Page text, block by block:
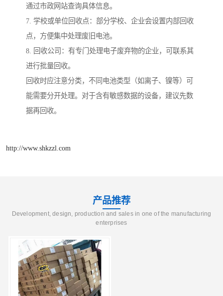
通过市政网站查询具体信息。
7. 学校或单位回收点：部分学校、企业会设置内部回收
点，方便集中处理废旧电池。
8. 回收公司：有专门处理电子废弃物的企业，可联系其
进行批量回收。
回收时应注意分类，不同电池类型（如离子、镍等）可
能需要分开处理。对于含有敏感数据的设备，建议先数
据再回收。
http://www.shkzzl.com
产品推荐
Development, design, production and sales in one of the manufacturing
enterprises